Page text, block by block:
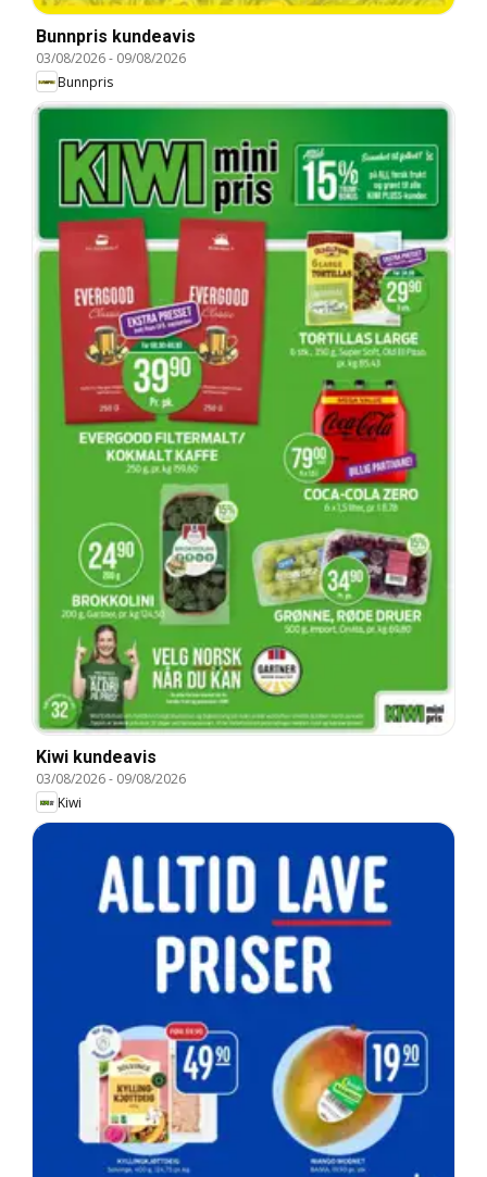
Bunnpris kundeavis
03/08/2026- 09/08/2026
Bunnpris
Kiwi kundeavis
03/08/2026- 09/08/2026
Kiwi